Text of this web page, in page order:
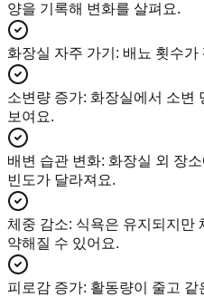
양을 기록해 변화를 살펴요.
화장실 자주 가기 : 배뇨 횟수가
소변량 증가: 화장실에서 소변
보여요.
배변 습관 변화: 화장실 외 장
빈도가 달라져요.
체중 감소: 식욕은 유지되지만
약해질 수 있어요.
피로감 증가: 활동량이 줄고 같